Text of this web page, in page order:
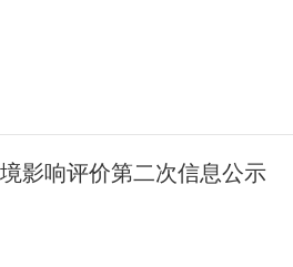
影响评价第二次信息公示